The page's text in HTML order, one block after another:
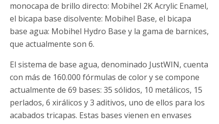
monocapa de brillo directo: Mobihel 2K Acrylic Enamel,
el bicapa base disolvente: Mobihel Base, el bicapa
base agua: Mobihel Hydro Base y la gama de barnices,
que actualmente son 6.
El sistema de base agua, denominado JustWIN, cuenta
con más de 160.000 fórmulas de color y se compone
actualmente de 69 bases: 35 sólidos, 10 metálicos, 15
perlados, 6 xirálicos y 3 aditivos, uno de ellos para los
acabados tricapas. Estas bases vienen en envases